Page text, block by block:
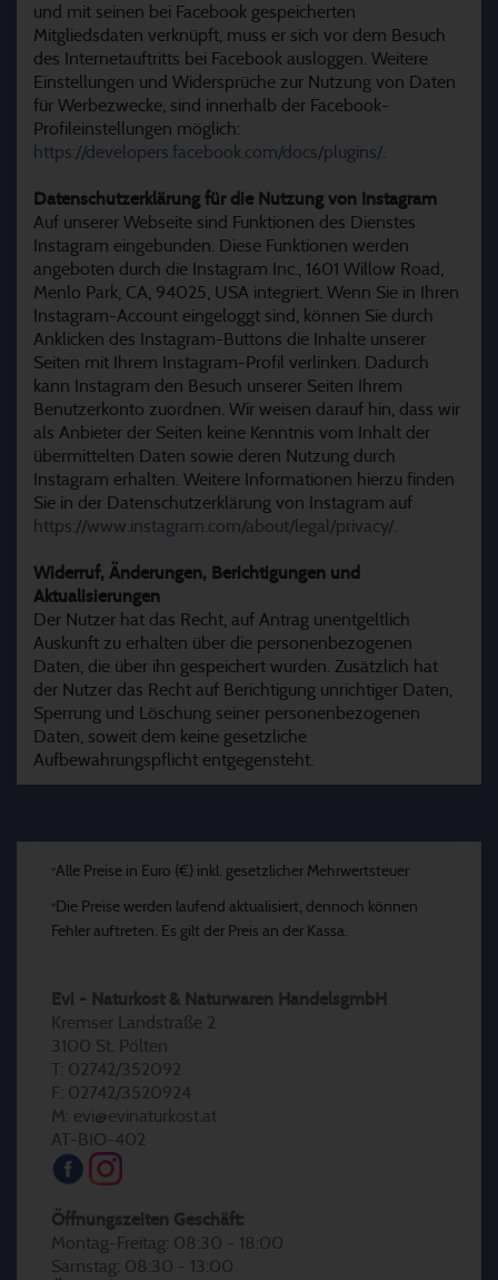
und mit seinen bei Facebook gespeicherten
Mitgliedsdaten verknüpft, muss er sich vor dem Besuch
des Internetauftritts bei Facebook ausloggen. Weitere
Einstellungen und Widersprüche zur Nutzung von Daten
für Werbezwecke, sind innerhalb der Facebook-
Profileinstellungen möglich:
https://developers.facebook.com/docs/plugins/.
Datenschutzerklärung für die Nutzung von Instagram
Auf unserer Webseite sind Funktionen des Dienstes
Instagram eingebunden. Diese Funktionen werden
angeboten durch die Instagram Inc., 1601 Willow Road,
Menlo Park, CA, 94025, USA integriert. Wenn Sie in Ihren
Instagram-Account eingeloggt sind, können Sie durch
Anklicken des Instagram-Buttons die Inhalte unserer
Seiten mit Ihrem Instagram-Profil verlinken. Dadurch
kann Instagram den Besuch unserer Seiten Ihrem
Benutzerkonto zuordnen. Wir weisen darauf hin, dass wir
als Anbieter der Seiten keine Kenntnis vom Inhalt der
übermittelten Daten sowie deren Nutzung durch
Instagram erhalten. Weitere Informationen hierzu finden
Sie in der Datenschutzerklärung von Instagram auf
https://www.instagram.com/about/legal/privacy/.
Widerruf, Änderungen, Berichtigungen und
Aktualisierungen
Der Nutzer hat das Recht, auf Antrag unentgeltlich
Auskunft zu erhalten über die personenbezogenen
Daten, die über ihn gespeichert wurden. Zusätzlich hat
der Nutzer das Recht auf Berichtigung unrichtiger Daten,
Sperrung und Löschung seiner personenbezogenen
Daten, soweit dem keine gesetzliche
Aufbewahrungspflicht entgegensteht.
*Alle Preise in Euro (€) inkl. gesetzlicher Mehrwertsteuer
* Die Preise werden laufend aktualisiert, dennoch können
Fehler auftreten. Es gilt der Preis an der Kassa.
Evi - Naturkost & Naturwaren HandelsgmbH
Kremser Landstraße 2
3100 St. Pölten
T: 02742/352092
F: 02742/3520924
M: evi@evinaturkost.at
AT-BIO-402
Öffnungszeiten Geschäft:
Montag-Freitag: 08:30 - 18:00
Samstag: 08:30 - 13:00